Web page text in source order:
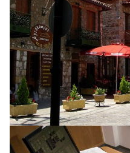
INNLENT
Óvissa með